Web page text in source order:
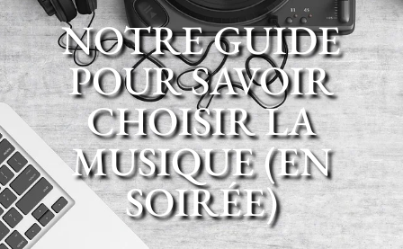
NOTRE GUIDE
POUR SAVOIR
CHOISIR LA
MUSIQUE (EN
SOIRÉE)